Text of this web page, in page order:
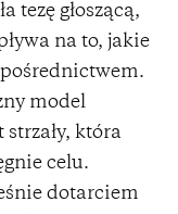
tezę głoszącą,
na to, jakie
pośrednictwem.
model
strzały, która
celu.
dotarciem